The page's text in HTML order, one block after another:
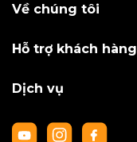
Về chúng tôi
Hỗ trợ khách hàng
Dịch vụ